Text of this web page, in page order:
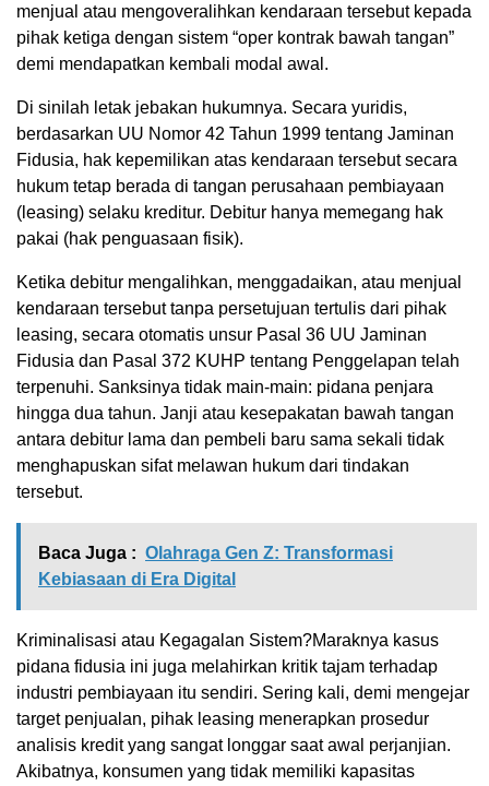
menjual atau mengoveralihkan kendaraan tersebut kepada
pihak ketiga dengan sistem “oper kontrak bawah tangan”
demi mendapatkan kembali modal awal.
Di sinilah letak jebakan hukumnya. Secara yuridis,
berdasarkan UU Nomor 42 Tahun 1999 tentang Jaminan
Fidusia, hak kepemilikan atas kendaraan tersebut secara
hukum tetap berada di tangan perusahaan pembiayaan
(leasing) selaku kreditur. Debitur hanya memegang hak
pakai (hak penguasaan fisik).
Ketika debitur mengalihkan, menggadaikan, atau menjual
kendaraan tersebut tanpa persetujuan tertulis dari pihak
leasing, secara otomatis unsur Pasal 36 UU Jaminan
Fidusia dan Pasal 372 KUHP tentang Penggelapan telah
terpenuhi. Sanksinya tidak main-main: pidana penjara
hingga dua tahun. Janji atau kesepakatan bawah tangan
antara debitur lama dan pembeli baru sama sekali tidak
menghapuskan sifat melawan hukum dari tindakan
tersebut.
Baca Juga : Olahraga Gen Z: Transformasi
Kebiasaan di Era Digital
Kriminalisasi atau Kegagalan Sistem?Maraknya kasus
pidana fidusia ini juga melahirkan kritik tajam terhadap
industri pembiayaan itu sendiri. Sering kali, demi mengejar
target penjualan, pihak leasing menerapkan prosedur
analisis kredit yang sangat longgar saat awal perjanjian.
Akibatnya, konsumen yang tidak memiliki kapasitas